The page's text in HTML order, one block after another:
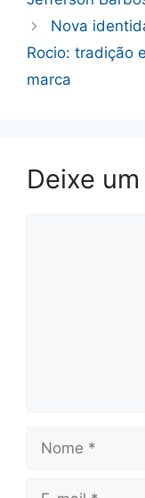
Nova
Rocio: tradição
marca
Deixe
Nome